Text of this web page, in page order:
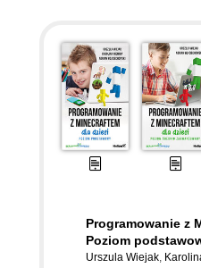
Programowanie z
Poziom
Urszula Wiejak,